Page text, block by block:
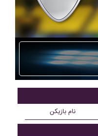
نام بازیکن